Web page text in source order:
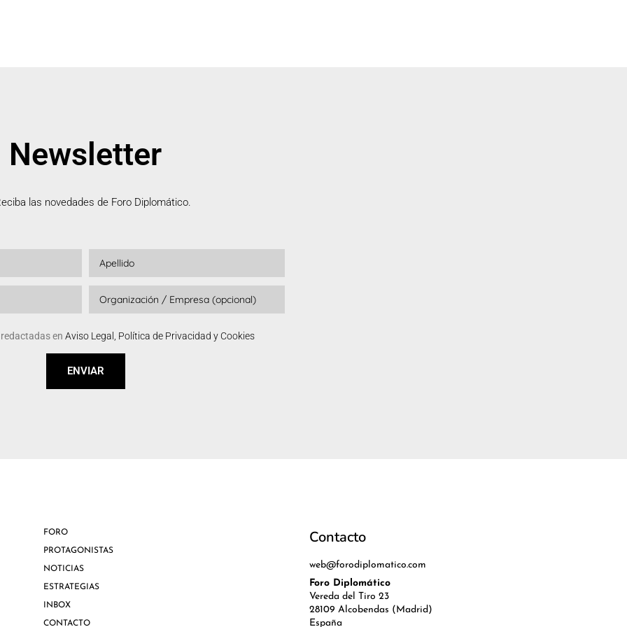
Newsletter
las novedades de Foro Diplomático.
en Aviso Legal, Política de Privacidad y Cookies
ENVIAR
FORO
PROTAGONISTAS
NOTICIAS
ESTRATEGIAS
INBOX
CONTACTO
Contacto
web@forodiplomatico.com
Foro Diplomático
Vereda del Tiro 23
28109 Alcobendas (Madrid)
España